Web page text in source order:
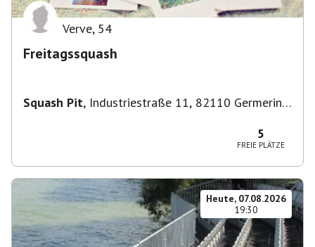
Verve, 54
Freitagssquash
Squash Pit, Industriestraße 11, 82110 Germering,
5
FREIE PLÄTZE
Heute, 07.08.2026
19:30